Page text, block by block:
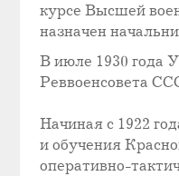
курсе Высшей
назначен
В июле 1930 года
Реввоенсовета
Начиная с 1922
и обучения
оперативно-